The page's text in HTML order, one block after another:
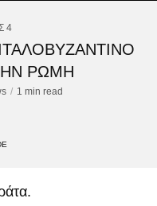
4
ΡΩΜΗ
1 min read